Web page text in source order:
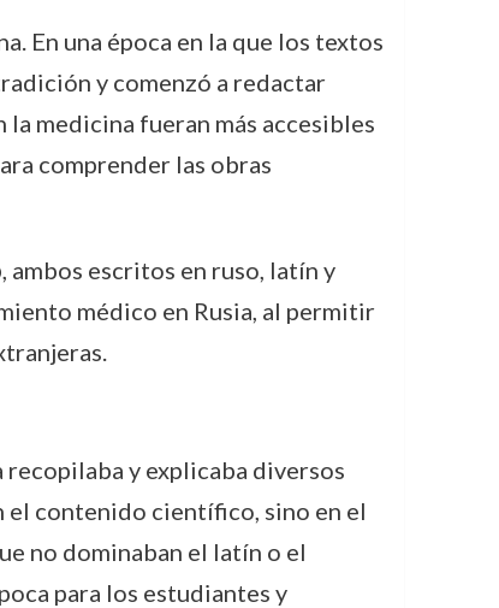
En una época en la que los textos
y comenzó a redactar
medicina fueran más accesibles
comprender las obras
, ambos escritos en ruso, latín y
médico en Rusia, al permitir
recopilaba y explicaba diversos
el contenido científico, sino en el
no dominaban el latín o el
para los estudiantes y